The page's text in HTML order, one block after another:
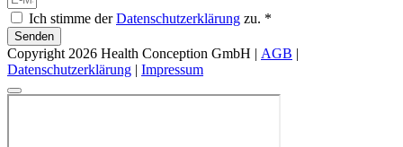
Ich stimme derDatenschutzerklärung zu. *
Senden
Copyright 2026 Health Conception GmbH | AGB
Datenschutzerklärung
Impressum